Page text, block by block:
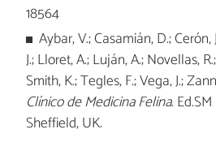
18564
Aybar, V.; Casamián, D.; Cerón,
J.; Lloret, A.; Luján, A.; Novellas,
Smith, K.; Tegles, F.; Vega, J.;
Clínico de Medicina Felina.
Sheffield, UK.